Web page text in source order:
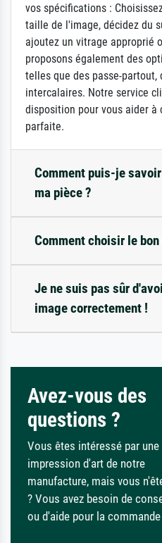
vos spécifications :
taille de l'image, décidez du
ajoutez un vitrage approprié
proposons également des
telles que des passe-partout,
intercalaires. Notre service
disposition pour vous aider
parfaite.
Comment puis-je
ma pièce ?
Comment choisir le
Je ne suis pas sûr
image correctement !
Avez-vous des
questions ?
Vous êtes intéressé par une
impression d'art de notre
manufacture, mais vous
? Vous avez besoin de
ou d'aide pour la commande